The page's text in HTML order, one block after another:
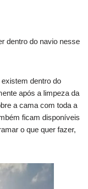
dentro do navio nesse
dentro do
após a limpeza da
a cama com toda a
ficam disponíveis
o que quer fazer,